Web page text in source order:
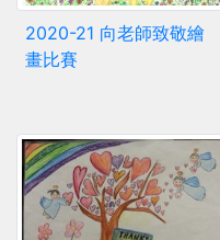
2020-21 向老師致敬繪
畫比賽